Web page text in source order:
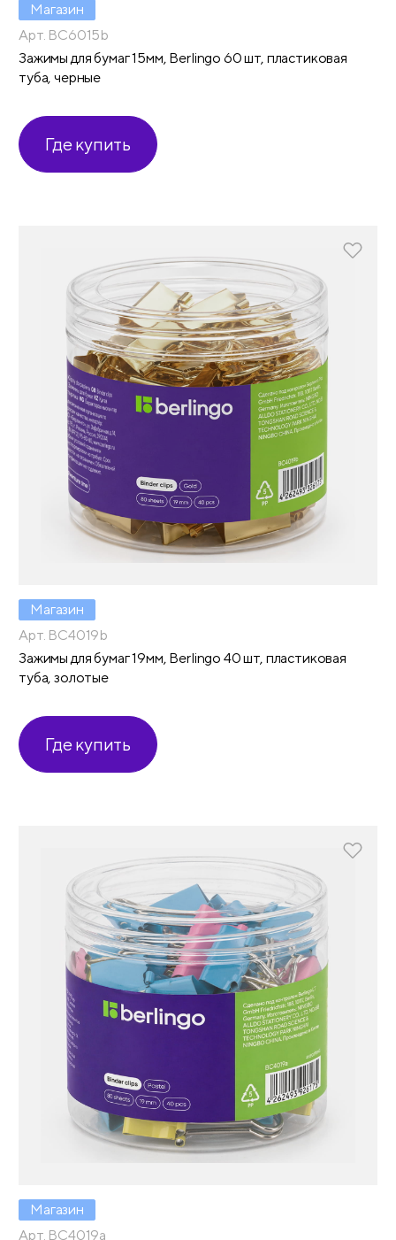
Магазин
Арт. BC6015b
Зажимы для бумаг 15мм, Berlingo 60 шт, пластиковая
туба, черные
Где купить
Магазин
Арт. BC4019b
Зажимы для бумаг 19мм, Berlingo 40 шт, пластиковая
туба, золотые
Где купить
Магазин
Арт. BC4019a